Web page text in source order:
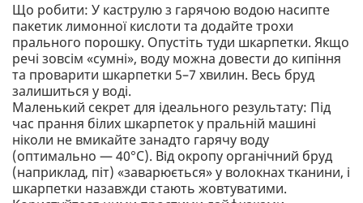
Що робити: У каструлю з гарячою водою насипте
пакетик лимонної кислоти та додайте трохи
прального порошку. Опустіть туди шкарпетки. Якщо
речі зовсім «сумні», воду можна довести до кипіння
та проварити шкарпетки 5–7 хвилин. Весь бруд
залишиться у воді.
Маленький секрет для ідеального результату: Під
час прання білих шкарпеток у пральній машині
ніколи не вмикайте занадто гарячу воду
(оптимально — 40°C). Від окропу органічний бруд
(наприклад, піт) «заварюється» у волокнах тканини, і
шкарпетки назавжди стають жовтуватими.